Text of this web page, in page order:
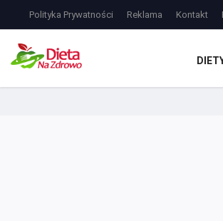
Polityka Prywatności Reklama Kontakt